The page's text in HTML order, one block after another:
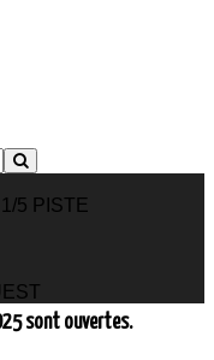
5 PISTE
sont ouvertes.